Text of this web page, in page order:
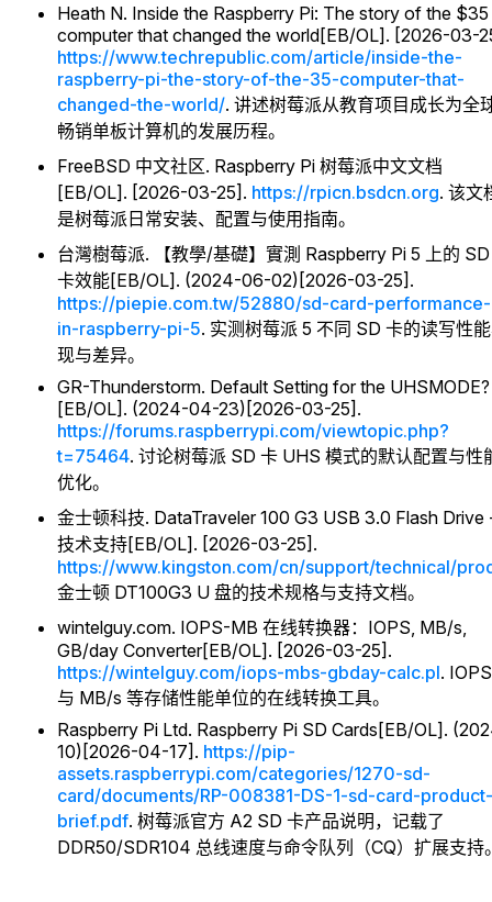
Heath N. Inside the Raspberry Pi: The story of the $35
computer that changed the world[EB/OL]. [2026-03-
https://www.techrepublic.com/article/inside-the-
raspberry-pi-the-story-of-the-35-computer-that-
changed-the-world/. 讲述树莓派从教育项目成长为全
畅销单板计算机的发展历程。
FreeBSD 中文社区. Raspberry Pi 树莓派中文文档
[EB/OL]. [2026-03-25]. https://rpicn.bsdcn.org. 该文
是树莓派日常安装、配置与使用指南。
台灣樹莓派. 【教學/基礎】實測 Raspberry Pi 5 上的 SD
卡效能[EB/OL]. (2024-06-02)[2026-03-25].
https://piepie.com.tw/52880/sd-card-performance-
in-raspberry-pi-5. 实测树莓派 5 不同 SD 卡的读写性
现与差异。
GR-Thunderstorm. Default Setting for the UHSMODE?
[EB/OL]. (2024-04-23)[2026-03-25].
https://forums.raspberrypi.com/viewtopic.php?
t=75464. 讨论树莓派 SD 卡 UHS 模式的默认配置与性
优化。
金士顿科技. DataTraveler 100 G3 USB 3.0 Flash Drive
技术支持[EB/OL]. [2026-03-25].
https://www.kingston.com/cn/support/technical/
金士顿 DT100G3 U 盘的技术规格与支持文档。
wintelguy.com. IOPS-MB 在线转换器：IOPS, MB/s,
GB/day Converter[EB/OL]. [2026-03-25].
https://wintelguy.com/iops-mbs-gbday-calc.pl. IOPS
与 MB/s 等存储性能单位的在线转换工具。
Raspberry Pi Ltd. Raspberry Pi SD Cards[EB/OL].
10)[2026-04-17]. https://pip-
assets.raspberrypi.com/categories/1270-sd-
card/documents/RP-008381-DS-1-sd-card-product-
brief.pdf. 树莓派官方 A2 SD 卡产品说明，记载了
DDR50/SDR104 总线速度与命令队列（CQ）扩展支持